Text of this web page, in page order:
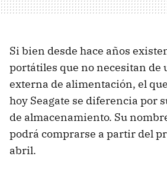
Si bien desde hace años
portátiles que no necesitan de
externa de alimentación, el
hoy Seagate se diferencia por
de almacenamiento. Su
podrá comprarse a partir del
abril.